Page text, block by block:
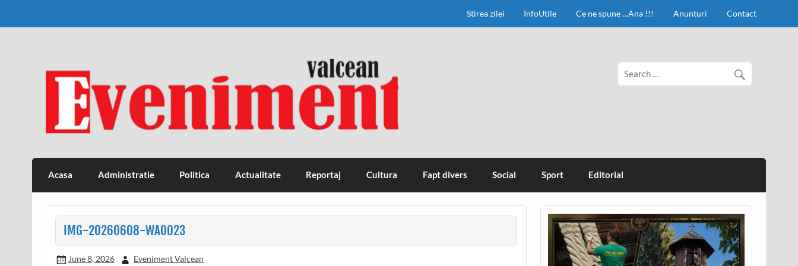
Stirea zilei InfoUtile Ce ne spune …Ana !!! Anunturi Contact
Eveniment Valcean
Acasa Administratie Politica Actualitate Reportaj Cultura Fapt divers Social Sport Editorial
IMG-20260608-WA0023
June 8, 2026 Eveniment Valcean